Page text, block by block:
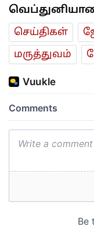
செய்திகள்
மரு‌த்துவ‌ம்